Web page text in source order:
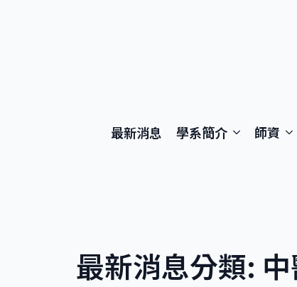
最新消息 學系簡介 師資
最新消息分類: